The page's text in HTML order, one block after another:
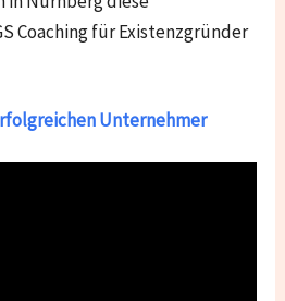
Coaching für Existenzgründer
Unternehmer